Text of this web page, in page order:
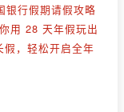
银行假期请假攻略
用 28 天年假玩出
假，轻松开启全年